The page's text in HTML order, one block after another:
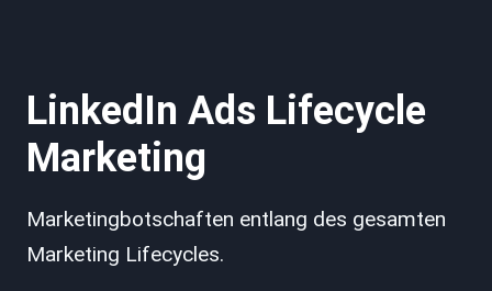
LinkedIn Ads Lifecycle
Marketing
Marketingbotschaften entlang des gesamten
Marketing Lifecycles.